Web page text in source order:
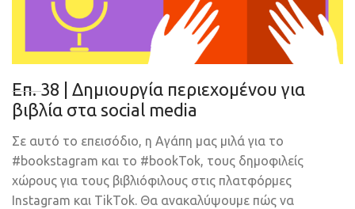
Eπ. 38 | Δημιουργία περιεχομένου για
βιβλία στα social media
Σε αυτό το επεισόδιο, η Αγάπη μας μιλά για το
#bookstagram και το #bookTok, τους δημοφιλείς
χώρους για τους βιβλιόφιλους στις πλατφόρμες
Instagram και TikTok. Θα ανακαλύψουμε πώς να